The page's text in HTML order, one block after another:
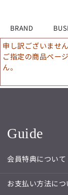
BRAND
申し訳ございません
ご指定の商品ペー
ん。
Guide
会員特典について
お支払い方法につ